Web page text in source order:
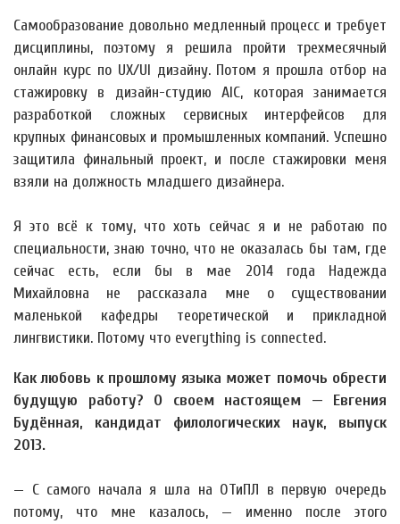
Самообразование довольно медленный процесс и требует
дисциплины, поэтому я решила пройти трехмесячный
онлайн курс по UX/UI дизайну. Потом я прошла отбор на
стажировку в дизайн-студию AIC, которая занимается
разработкой сложных сервисных интерфейсов для
крупных финансовых и промышленных компаний. Успешно
защитила финальный проект, и после стажировки меня
взяли на должность младшего дизайнера.
Я это всё к тому, что хоть сейчас я и не работаю по
специальности, знаю точно, что не оказалась бы там, где
сейчас есть, если бы в мае 2014 года Надежда
Михайловна не рассказала мне о существовании
маленькой кафедры теоретической и прикладной
лингвистики. Потому что everything is connected.
Как любовь к прошлому языка может помочь обрести
будущую работу? О своем настоящем — Евгения
Будённая, кандидат филологических наук, выпуск
2013.
— С самого начала я шла на ОТиПЛ в первую очередь
потому, что мне казалось, — именно после этого